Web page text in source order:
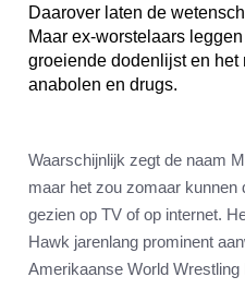
Daarover laten de
Maar ex-worstelaars
groeiende dodenlijst en het
anabolen en drugs.
Waarschijnlijk zegt de naam
maar het zou zomaar kunnen
gezien op TV of op internet.
Hawk jarenlang prominent
Amerikaanse World